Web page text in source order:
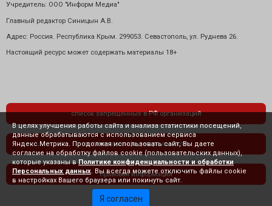
Учредитель: ООО "Информ Медиа"
Главный редактор Синицын А.В.
Адрес: Россия. Республика Крым. 299053. Севастополь, ул. Руднева 26.
Настоящий ресурс может содержать материалы 18+
список запрещенных в РФ организаций
политика конфиденциальности
правовая информация
В целях улучшения работы сайта и анализа статистики посещений,
данные обрабатываются с использованием сервиса
Яндекс.Метрика. Продолжая использовать сайт, Вы даете
согласие на обработку файлов cookie (пользовательских данных),
которые указаны в Политике конфиденциальности и обработки
Персональных данных . Вы всегда можете отключить файлы cookie
в настройках Вашего браузера или покинуть сайт.
Я согласен